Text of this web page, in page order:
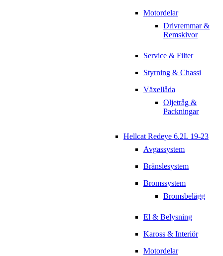
Motordelar
Drivremmar &
Remskivor
Service & Filter
Styrning & Chassi
Växellåda
Oljetråg &
Packningar
Hellcat Redeye 6.2L 19-23
Avgassystem
Bränslesystem
Bromssystem
Bromsbelägg
El & Belysning
Kaross & Interiör
Motordelar